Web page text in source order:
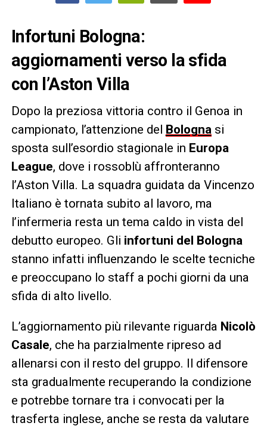
Infortuni Bologna:
aggiornamenti verso la sfida
con l’Aston Villa
Dopo la preziosa vittoria contro il Genoa in
campionato, l’attenzione del Bologna si
sposta sull’esordio stagionale in Europa
League, dove i rossoblù affronteranno
l’Aston Villa. La squadra guidata da Vincenzo
Italiano è tornata subito al lavoro, ma
l’infermeria resta un tema caldo in vista del
debutto europeo. Gli infortuni del Bologna
stanno infatti influenzando le scelte tecniche
e preoccupano lo staff a pochi giorni da una
sfida di alto livello.
L’aggiornamento più rilevante riguarda Nicolò
Casale, che ha parzialmente ripreso ad
allenarsi con il resto del gruppo. Il difensore
sta gradualmente recuperando la condizione
e potrebbe tornare tra i convocati per la
trasferta inglese, anche se resta da valutare